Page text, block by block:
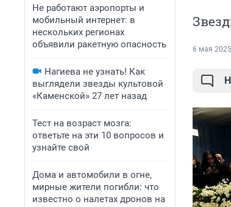
Не работают аэропорты и
мобильный интернет: в
нескольких регионах
объявили ракетную опасность
Нагиева не узнать! Как
выглядели звезды культовой
«Каменской» 27 лет назад
Тест на возраст мозга:
ответьте на эти 10 вопросов и
узнайте свой
Дома и автомобили в огне,
мирные жители погибли: что
известно о налетах дронов на
6 мая